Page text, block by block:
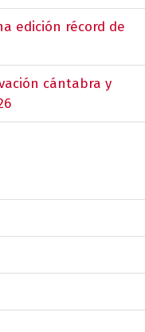
edición récord de
cántabra y